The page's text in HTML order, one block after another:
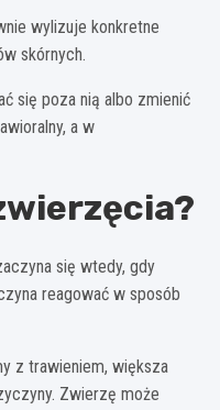
wylizuje konkretne
skórnych.
się poza nią albo zmienić
a w
się wtedy, gdy
reagować w sposób
z trawieniem, większa
Zwierzę może